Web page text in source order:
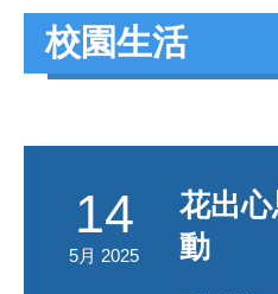
校園生活
14
5月 2025
花出
動